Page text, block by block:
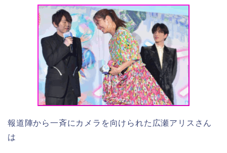
報道陣から一斉にカメラを向けられた広瀬アリスさん
は